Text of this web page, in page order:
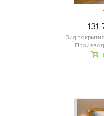
131
Вид